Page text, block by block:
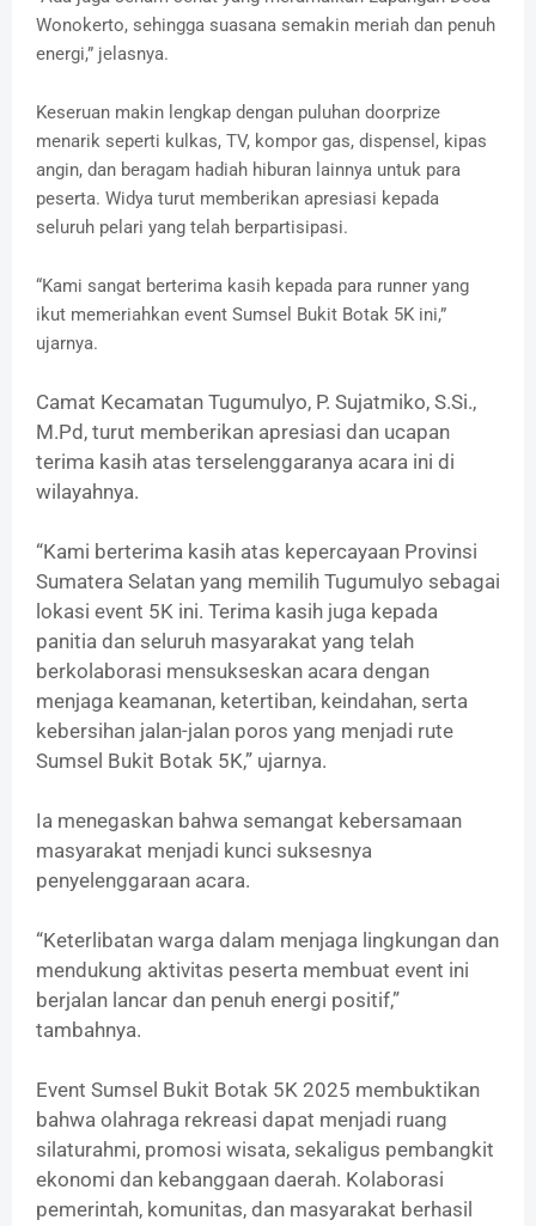
Wonokerto, sehingga suasana semakin meriah dan penuh
energi,” jelasnya.
‎Keseruan makin lengkap dengan puluhan doorprize
menarik seperti kulkas, TV, kompor gas, dispensel, kipas
angin, dan beragam hadiah hiburan lainnya untuk para
peserta. Widya turut memberikan apresiasi kepada
seluruh pelari yang telah berpartisipasi.
“Kami sangat berterima kasih kepada para runner yang
ikut memeriahkan event Sumsel Bukit Botak 5K ini,”
ujarnya.
Camat Kecamatan Tugumulyo, P. Sujatmiko, S.Si.,
M.Pd, turut memberikan apresiasi dan ucapan
terima kasih atas terselenggaranya acara ini di
wilayahnya.
“Kami berterima kasih atas kepercayaan Provinsi
Sumatera Selatan yang memilih Tugumulyo sebagai
lokasi event 5K ini. Terima kasih juga kepada
panitia dan seluruh masyarakat yang telah
berkolaborasi mensukseskan acara dengan
menjaga keamanan, ketertiban, keindahan, serta
kebersihan jalan-jalan poros yang menjadi rute
Sumsel Bukit Botak 5K,” ujarnya.
‎Ia menegaskan bahwa semangat kebersamaan
masyarakat menjadi kunci suksesnya
penyelenggaraan acara.
“Keterlibatan warga dalam menjaga lingkungan dan
mendukung aktivitas peserta membuat event ini
berjalan lancar dan penuh energi positif,”
tambahnya.
‎Event Sumsel Bukit Botak 5K 2025 membuktikan
bahwa olahraga rekreasi dapat menjadi ruang
silaturahmi, promosi wisata, sekaligus pembangkit
ekonomi dan kebanggaan daerah. Kolaborasi
pemerintah, komunitas, dan masyarakat berhasil